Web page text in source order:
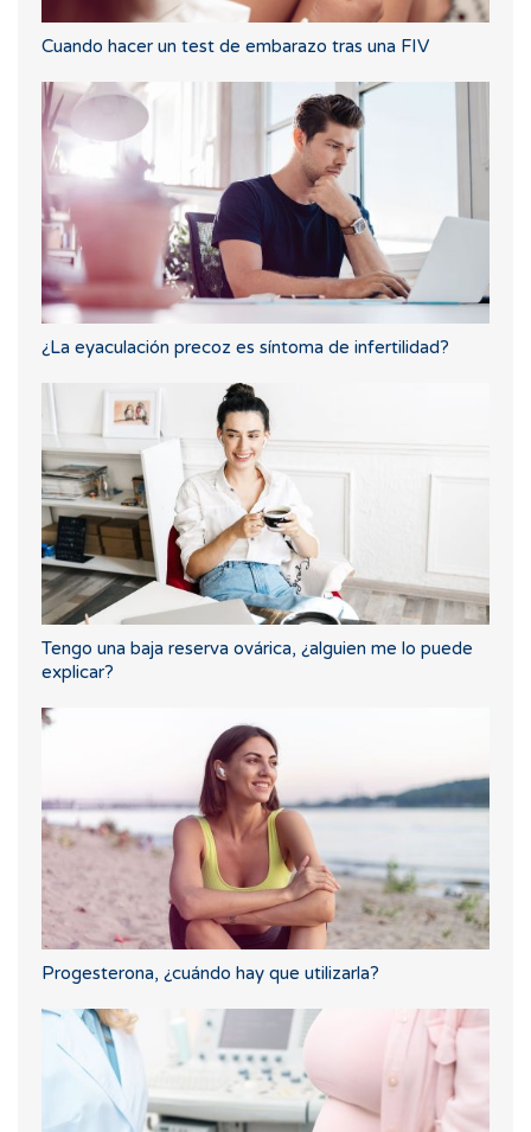
Cuando hacer un test de embarazo tras una FIV
¿La eyaculación precoz es síntoma de infertilidad?
Tengo una baja reserva ovárica, ¿alguien me lo puede
explicar?
Progesterona, ¿cuándo hay que utilizarla?